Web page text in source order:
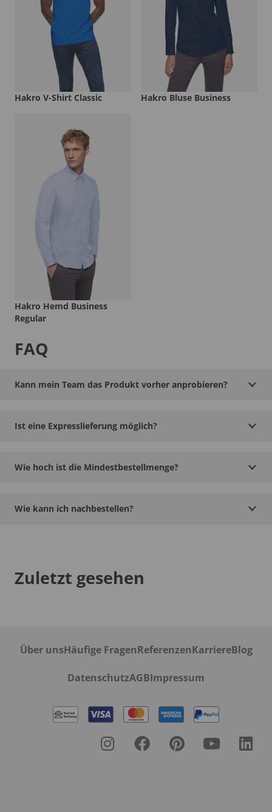
Hakro V-Shirt Classic Hakro Bluse Business
Hakro Hemd Business
Regular
FAQ
Kann mein Team das Produkt vorher anprobieren?
Ist eine Expresslieferung möglich?
Wie hoch ist die Mindestbestellmenge?
Wie kann ich nachbestellen?
Zuletzt gesehen
Über unsHäufige FragenReferenzenKarriereBlog
DatenschutzAGBImpressum